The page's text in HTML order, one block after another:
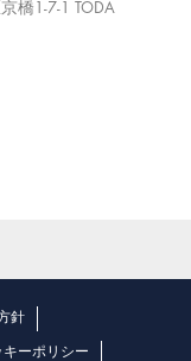
橋1-7-1 TODA
針
キーポリシー